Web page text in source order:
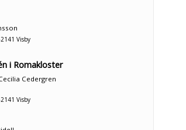
Visby
i Romakloster
Cedergren
Visby